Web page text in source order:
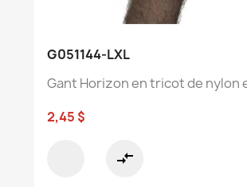
G051144-LXL
Gant Horizon en tricot de nylon
2,45 $
compare_arrows